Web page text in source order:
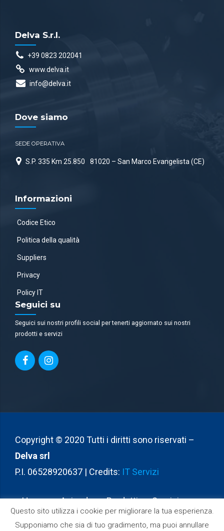
Delva S.r.l.
+39 0823 202041
www.delva.it
info@delva.it
Dove siamo
SEDE OPERATIVA
S.P. 335 Km 25.850 81020 – San Marco Evangelista (CE)
Informazioni
Codice Etico
Politica della qualità
Suppliers
Privacy
Policy IT
Seguici su
Seguici sui nostri profili social per tenerti aggiornato sui nostri
prodotti e servizi
Copyright © 2020 Tutti i diritti sono riservati –
Delva srl
P.I. 06528920637 | Credits: IT Servizi
Home Azienda Prodotti Servizi
Partners Contatti
Questo sito utilizza i cookie per migliorare la tua esperienza.
Supponiamo che sia di tuo gradimento, ma puoi annullare